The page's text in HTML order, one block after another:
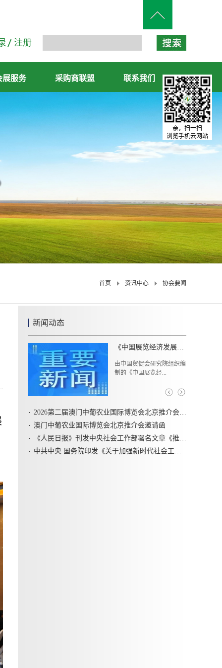
注册
展服务 采购商联盟 联系我们
首页 资讯中心 协会要闻
新闻动态
《社会组织评比表彰活动管理办法》解读
近日，民政部、中央社会工
作部印发《社会组...
2026第二届澳门中葡农业国际博览会北京推介会圆满召开
澳门中葡农业国际博览会北京推介会邀请函
《人民日报》刊发中央社会工作部署名文章《推动新时代社会工作高质量发展 坚定不移走中国特色社会主义社会治理之路》
中共中央 国务院印发《关于加强新时代社会工作的意见》
亲，扫一扫
浏览手机云网站